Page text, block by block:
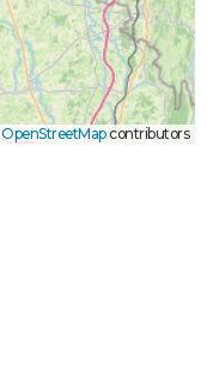
OpenStreetMapcontributors